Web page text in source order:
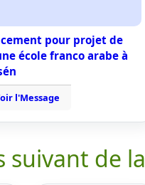
pour projet de
école franco arabe à
l'Message
suivant de